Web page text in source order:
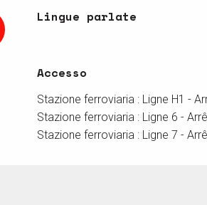
Lingue parlate
Lingue parlate
Accesso
Accesso
Stazione ferroviaria : Ligne H1 -
Stazione ferroviaria : Ligne 6 -
Stazione ferroviaria : Ligne 7 -